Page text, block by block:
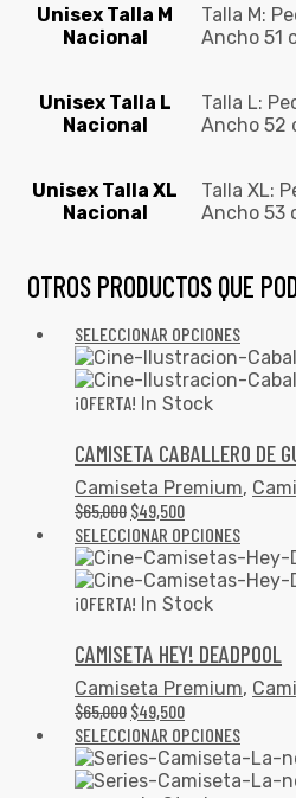
Unisex Talla M
Nacional
Talla M:
Ancho 51
Unisex Talla L
Nacional
Talla L:
Ancho 52
Unisex Talla XL
Nacional
Talla XL:
Ancho 53
OTROS PRODUCTOS QUE
SELECCIONAR OPCIONES
¡OFERTA! In Stock
CAMISETA CABALLERO DE
Camiseta Premium,
$65,000 $49,500
SELECCIONAR OPCIONES
¡OFERTA! In Stock
CAMISETA HEY! DEADPOOL
Camiseta Premium,
$65,000 $49,500
SELECCIONAR OPCIONES